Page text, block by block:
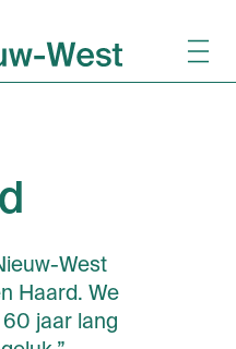
West
Haard. We
jaar lang